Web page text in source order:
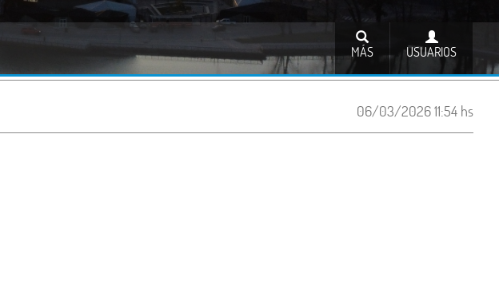
USUARIOS
MÁS
06/03/2026 11:54 hs